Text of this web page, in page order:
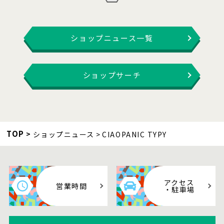
ショップニュース一覧
ショップサーチ
TOP ショップニュース CIAOPANIC TYPY
営業時間 アクセス
・駐車場